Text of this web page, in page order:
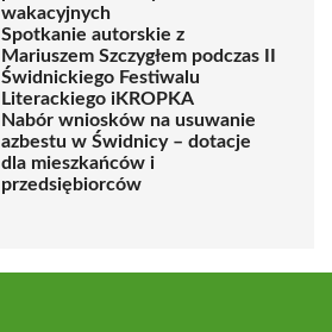
wakacyjnych
Spotkanie autorskie z
Mariuszem Szczygłem podczas II
Świdnickiego Festiwalu
Literackiego iKROPKA
Nabór wniosków na usuwanie
azbestu w Świdnicy – dotacje
dla mieszkańców i
przedsiębiorców